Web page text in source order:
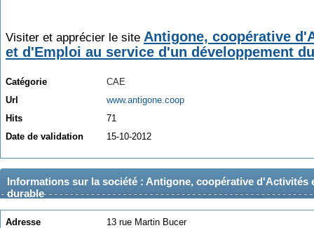
Visiter et apprécier le site Antigone, coopérative
et d'Emploi au service d'un développement
Catégorie
CAE
Url
www.antigone.coop
Hits
71
Date de validation
15-10-2012
Informations sur la société : Antigone, coopérative
durable
Adresse
13 rue Martin Bucer